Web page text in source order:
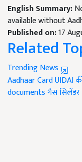
English Summary:
available without
Published on:17
Related
Trending News
Aadhaar CardUIDAI
documentsगैस सिलेंडर